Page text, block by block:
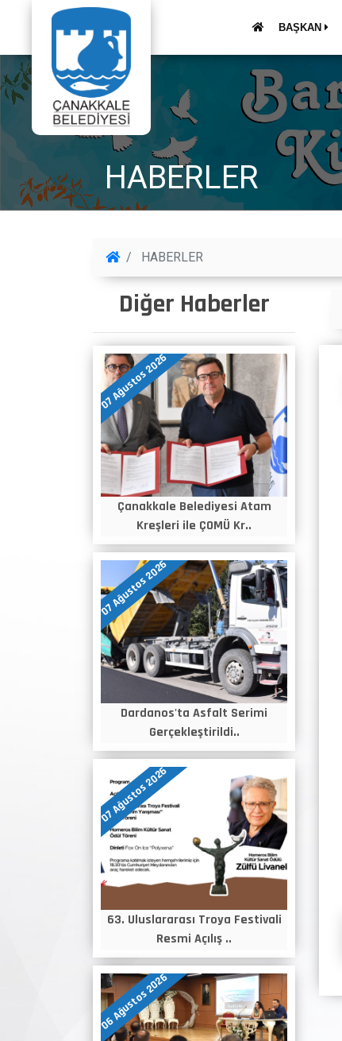
BAŞKAN
HABERLER
HABERLER
Diğer Haberler
07 Ağustos 2026
Çanakkale Belediyesi Atam
Kreşleri ile ÇOMÜ Kr..
07 Ağustos 2026
Dardanos'ta Asfalt Serimi
Gerçekleştirildi..
07 Ağustos 2026
63. Uluslararası Troya Festivali
Resmi Açılış ..
06 Ağustos 2026
Duyurular